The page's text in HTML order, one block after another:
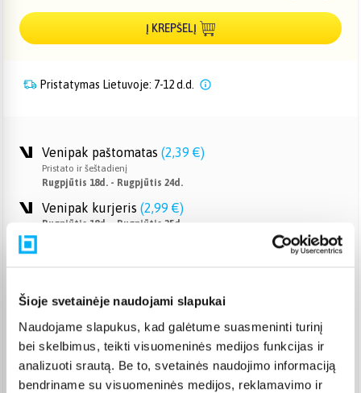
Šioje svetainėje naudojami slapukai
Naudojame slapukus, kad galėtume suasmeninti turinį
bei skelbimus, teikti visuomeninės medijos funkcijas ir
analizuoti srautą. Be to, svetainės naudojimo informaciją
bendriname su visuomeninės medijos, reklamavimo ir
Į KREPŠELĮ
Pristatymas Lietuvoje: 7-12 d.d.
Venipak paštomatas (2,39 €)
Pristato ir šeštadienį
Rugpjūtis 18d. - Rugpjūtis 24d.
Venipak kurjeris (2,99 €)
Rugpjūtis 18d. - Rugpjūtis 25d.
Pristato ir šeštadienį
Smartposti paštomatas (2,19 €)
Pristato ir šeštadienį
Rugpjūtis 18d. - Rugpjūtis 24d.
DPD kurjeris (3,99 €)
Rugpjūtis 18d. - Rugpjūtis 25d.